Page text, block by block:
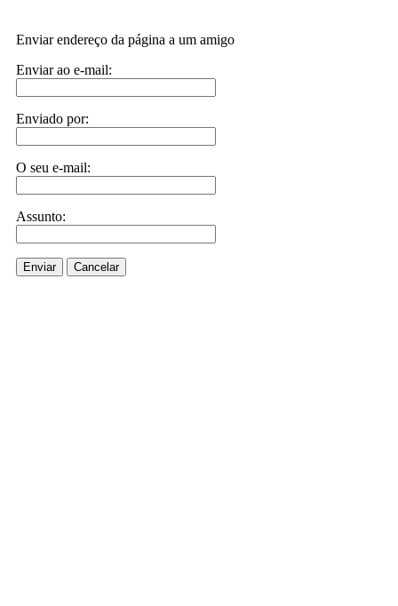
Enviar endereço da página a um amigo
Enviar ao e-mail:
Enviado por:
O seu e-mail:
Assunto:
Enviar Cancelar